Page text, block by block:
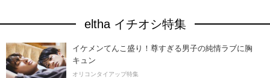
eltha イチオシ特集
イケメンてんこ盛り！尊すぎる男子の純情ラブに胸
キュン
オリコンタイアップ特集